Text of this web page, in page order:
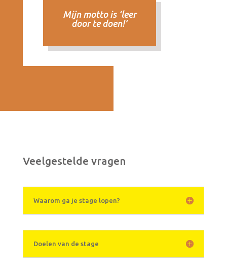
Mijn motto is ‘leer
door te doen!’
Veelgestelde vragen
Waarom ga je stage lopen?
Doelen van de stage